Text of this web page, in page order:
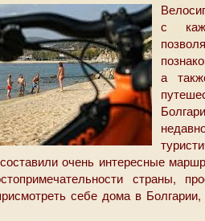
с
а
очень интересные
страны,
себе дома в